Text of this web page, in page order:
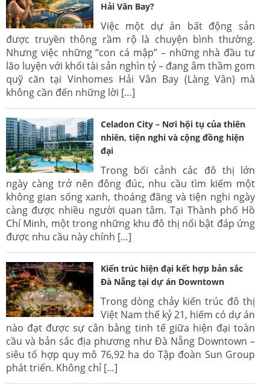
Hải Vân Bay?
Việc một dự án bất động sản
được truyền thông rầm rộ là chuyện bình thường.
Nhưng việc những “con cá mập” – những nhà đầu tư
lão luyện với khối tài sản nghìn tỷ – đang âm thầm gom
quỹ căn tại Vinhomes Hải Vân Bay (Làng Vân) mà
không cần đến những lời […]
Celadon City – Nơi hội tụ của thiên
nhiên, tiện nghi và cộng đồng hiện
đại
Trong bối cảnh các đô thị lớn
ngày càng trở nên đông đúc, nhu cầu tìm kiếm một
không gian sống xanh, thoáng đãng và tiện nghi ngày
càng được nhiều người quan tâm. Tại Thành phố Hồ
Chí Minh, một trong những khu đô thị nổi bật đáp ứng
được nhu cầu này chính […]
Kiến trúc hiện đại kết hợp bản sắc
Đà Nẵng tại dự án Downtown
Trong dòng chảy kiến trúc đô thị
Việt Nam thế kỷ 21, hiếm có dự án
nào đạt được sự cân bằng tinh tế giữa hiện đại toàn
cầu và bản sắc địa phương như Đà Nẵng Downtown –
siêu tổ hợp quy mô 76,92 ha do Tập đoàn Sun Group
phát triển. Không chỉ […]